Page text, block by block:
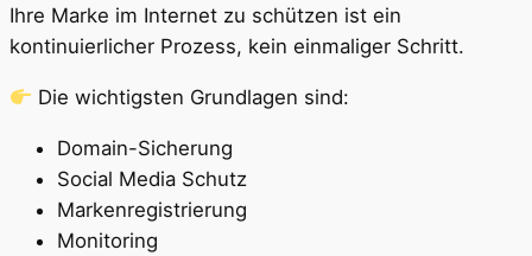
Ihre Marke im Internet zu schützen ist ein
kontinuierlicher Prozess, kein einmaliger Schritt.
Die wichtigsten Grundlagen sind:
Domain-Sicherung
Social Media Schutz
Markenregistrierung
Monitoring